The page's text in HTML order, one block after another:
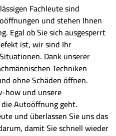
Fachleute sind
und stehen Ihnen
Egal ob Sie sich ausgesperrt
ist, wir sind Ihr
Dank unserer
Techniken
ohne Schäden öffnen.
how und unsere
Autoöffnung geht.
und überlassen Sie uns das
damit Sie schnell wieder